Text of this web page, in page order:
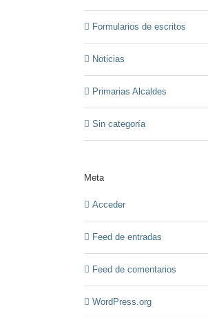
Formularios de escritos
Noticias
Primarias Alcaldes
Sin categoría
Meta
Acceder
Feed de entradas
Feed de comentarios
WordPress.org